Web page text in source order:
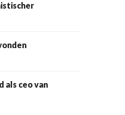
als ceo van